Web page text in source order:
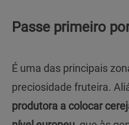
Passe primeiro
É uma das principais
preciosidade fruteira.
produtora a colocar